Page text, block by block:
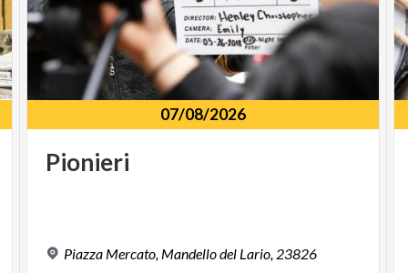
07/08/2026
Pionieri
Piazza Mercato, Mandellodel Lario, 23826